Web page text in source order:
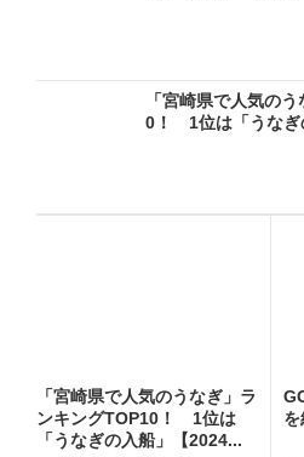
「宮崎県で人気の
0！ 1位は「うなぎ
「宮崎県で人気のうなぎ」ラ
ンキングTOP10！ 1位は
「うなぎの入船」【2024...